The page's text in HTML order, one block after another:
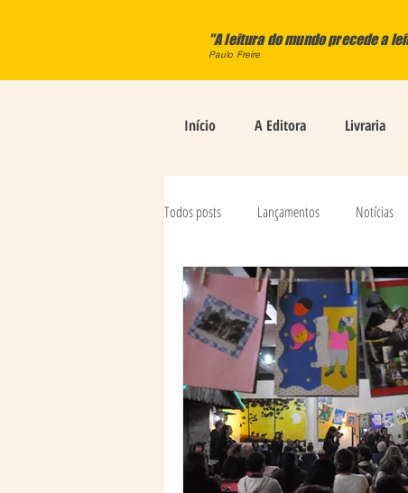
"A leitura do mundo precede a
Paulo Freire
Início A Editora Livraria
Todos posts Lançamentos Notícias
Paulo Vargas Magda Raquel Glienke
Rubia Pioner Com A Palavra...